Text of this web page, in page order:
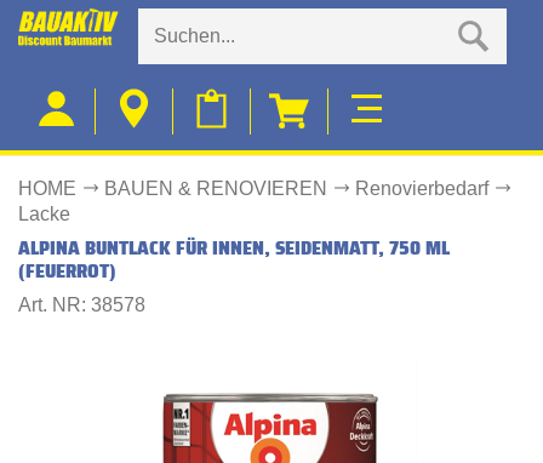
HOME BAUEN & RENOVIEREN
Renovierbedarf
Lacke
ALPINA BUNTLACK FÜR INNEN, SEIDENMATT, 750 ML
(FEUERROT)
Art. NR: 38578